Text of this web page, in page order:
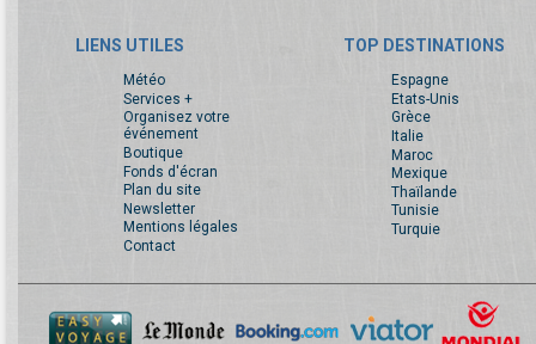
LIENS UTILES
Météo
Services +
Organisez votre
événement
Boutique
Fonds d'écran
Plan du site
Newsletter
Mentions légales
Contact
TOP DESTINATIONS
Espagne
Etats-Unis
Grèce
Italie
Maroc
Mexique
Thaïlande
Tunisie
Turquie